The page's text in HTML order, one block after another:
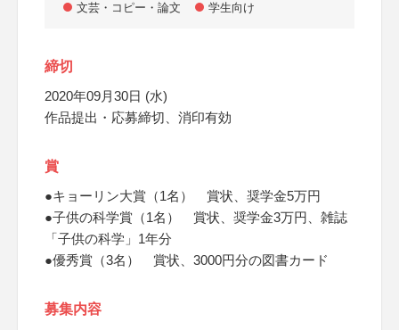
文芸・コピー・論文 学生向け
締切
2020年09月30日 (水)
作品提出・応募締切、消印有効
賞
●キョーリン大賞（1名） 賞状、奨学金5万円
●子供の科学賞（1名） 賞状、奨学金3万円、雑誌
「子供の科学」1年分
●優秀賞（3名） 賞状、3000円分の図書カード
募集内容